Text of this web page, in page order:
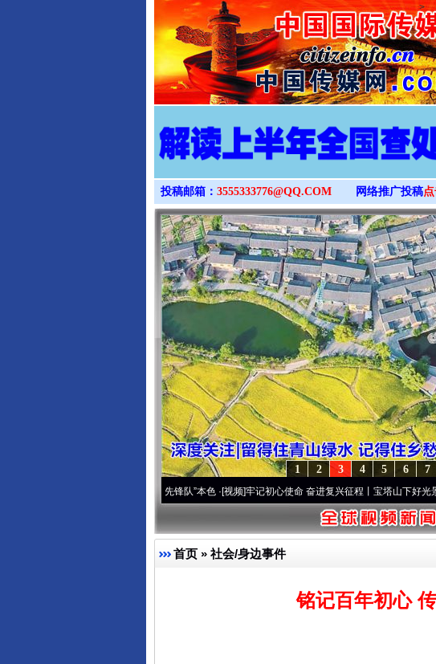
>
投稿邮箱： 3555333776@QQ.COM 网络推广投稿
7
6
5
4
3
2
1
·[视频]牢记初心使命 奋进复兴征程丨宝塔山下好光景..·[视频]因
首页 » 社会/身边事件
铭记百年初心